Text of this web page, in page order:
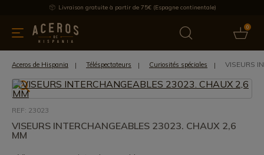
Livraison gratuite à partir de 75€ (Espagne continentale)
0
de cuisine Offre Dernières nouvelles Meilleures ventes
Aceros de Hispania Téléspectateurs Curiosités spéciales VISEURS
REF: 23023
VISEURS INTERCHANGEABLES 23023. CHAUX 2,6
MM